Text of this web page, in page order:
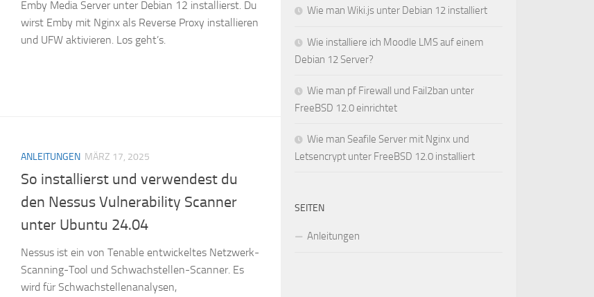
Emby Media Server unter Debian 12 installierst. Du
wirst Emby mit Nginx als Reverse Proxy installieren
und UFW aktivieren. Los geht’s.
ANLEITUNGEN MÄRZ 17, 2025
So installierst und verwendest du
den Nessus Vulnerability Scanner
unter Ubuntu 24.04
Nessus ist ein von Tenable entwickeltes Netzwerk-
Scanning-Tool und Schwachstellen-Scanner. Es
wird für Schwachstellenanalysen,
Wie man Wiki.js unter Debian 12 installiert
Wie installiere ich Moodle LMS auf einem
Debian 12 Server?
Wie man pf Firewall und Fail2ban unter
FreeBSD 12.0 einrichtet
Wie man Seafile Server mit Nginx und
Letsencrypt unter FreeBSD 12.0 installiert
SEITEN
Anleitungen